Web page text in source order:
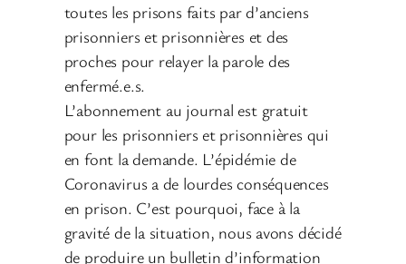
toutes les prisons faits par d’anciens
prisonniers et prisonnières et des
proches pour relayer la parole des
enfermé.e.s.
L’abonnement au journal est gratuit
pour les prisonniers et prisonnières qui
en font la demande. L’épidémie de
Coronavirus a de lourdes conséquences
en prison. C’est pourquoi, face à la
gravité de la situation, nous avons décidé
de produire un bulletin d’information